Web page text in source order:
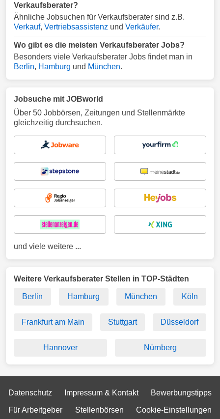
Verkaufsberater?
Ähnliche Jobsuchen für Verkaufsberater sind z.B.
Verkauf, Vertriebsassistenz und Verkäufer.
Wo gibt es die meisten Verkaufsberater Jobs?
Besonders viele Verkaufsberater Jobs findet man in
Berlin, Hamburg und München.
Jobsuche mit JOBworld
Über 50 Jobbörsen, Zeitungen und Stellenmärkte
gleichzeitig durchsuchen.
und viele weitere ...
Weitere Verkaufsberater Stellen in TOP-Städten
Berlin Hamburg München Köln
Frankfurt am Main Stuttgart Düsseldorf
Hannover Nürnberg
Datenschutz Impressum & Kontakt Bewerbungstipps
Für Arbeitgeber Stellenbörsen Cookie-Einstellungen